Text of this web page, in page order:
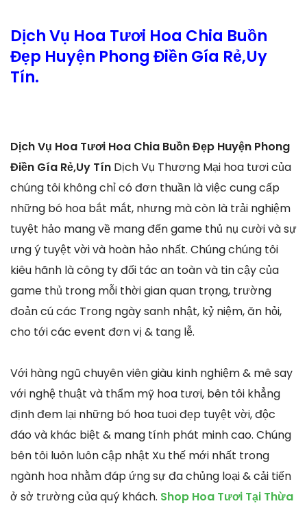
Dịch Vụ Hoa Tươi Hoa Chia Buồn
Đẹp Huyện Phong Điền Gía Rẻ,Uy
Tín.
Dịch Vụ Hoa Tươi Hoa Chia Buồn Đẹp Huyện Phong
Điền Gía Rẻ,Uy Tín Dịch Vụ Thương Mại hoa tươi của
chúng tôi không chỉ có đơn thuần là việc cung cấp
những bó hoa bắt mắt, nhưng mà còn là trải nghiệm
tuyệt hảo mang về mang đến game thủ nụ cười và sự
ưng ý tuyệt vời và hoàn hảo nhất. Chúng chúng tôi
kiêu hãnh là công ty đối tác an toàn và tin cậy của
game thủ trong mỗi thời gian quan trọng, trường
đoản cú các Trong ngày sanh nhật, kỷ niệm, ăn hỏi,
cho tới các event đơn vị & tang lễ.
Với hàng ngũ chuyên viên giàu kinh nghiệm & mê say
với nghệ thuật và thẩm mỹ hoa tươi, bên tôi khẳng
định đem lại những bó hoa tuoi đẹp tuyệt vời, độc
đáo và khác biệt & mang tính phát minh cao. Chúng
bên tôi luôn luôn cập nhật Xu thế mới nhất trong
ngành hoa nhằm đáp ứng sự đa chủng loại & cải tiến
ở sở trường của quý khách. Shop Hoa Tươi Tại Thừa